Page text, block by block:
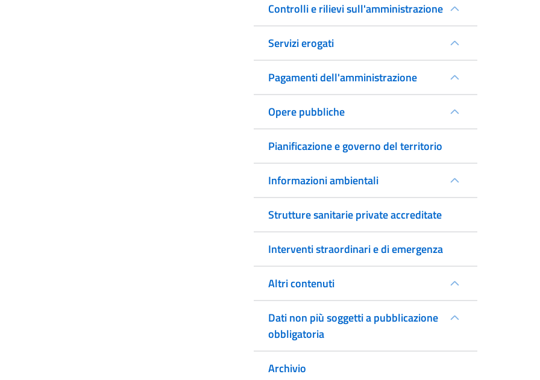
Controlli e rilievi sull'amministrazione
Servizi erogati
Pagamenti dell'amministrazione
Opere pubbliche
Pianificazione e governo del territorio
Informazioni ambientali
Strutture sanitarie private accreditate
Interventi straordinari e di emergenza
Altri contenuti
Dati non più soggetti a pubblicazione
obbligatoria
Archivio